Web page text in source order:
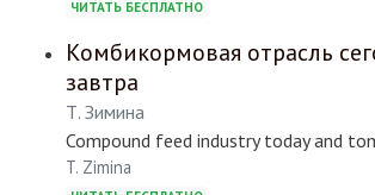
ЧИТАТЬ БЕСПЛАТНО
Комбикормовая отрасль
завтра
Т. Зимина
Compound feed industry today and
T. Zimina